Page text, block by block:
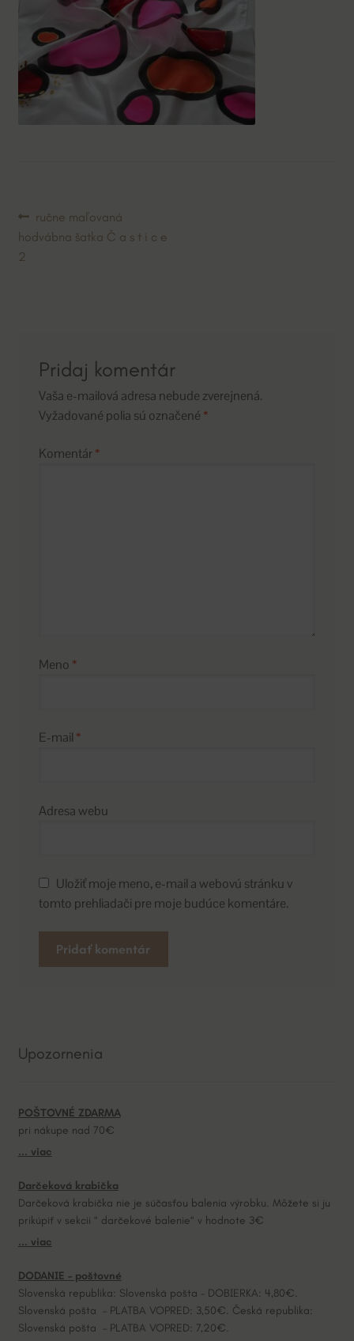
Navigácia
v
Predchádzajúci
článok:
ručne maľovaná
hodvábna šatka Č a s t i c e
2
Pridaj komentár
Vaša e-mailová adresa nebude zverejnená.
Vyžadované polia sú označené *
Komentár*
Meno *
E-mail *
Adresa webu
Uložiť moje meno, e-mail a webovú stránku v
tomto prehliadači pre moje budúce komentáre.
r
t
i
v
:
Upozornenia
POŠTOVNÉ ZDARMA
pri nákupe nad 70€
... viac
Darčeková krabička
Darčeková krabička nie je súčasťou balenia výrobku. Môžete si ju
prikúpiť v sekcii “ darčekové balenie“ v hodnote 3€
... viac
DODANIE – poštovné
Slovenská republika: Slovenská pošta – DOBIERKA: 4,80€.
Slovenská pošta – PLATBA VOPRED: 3,50€. Česká republika:
Slovenská pošta – PLATBA VOPRED: 7,20€.